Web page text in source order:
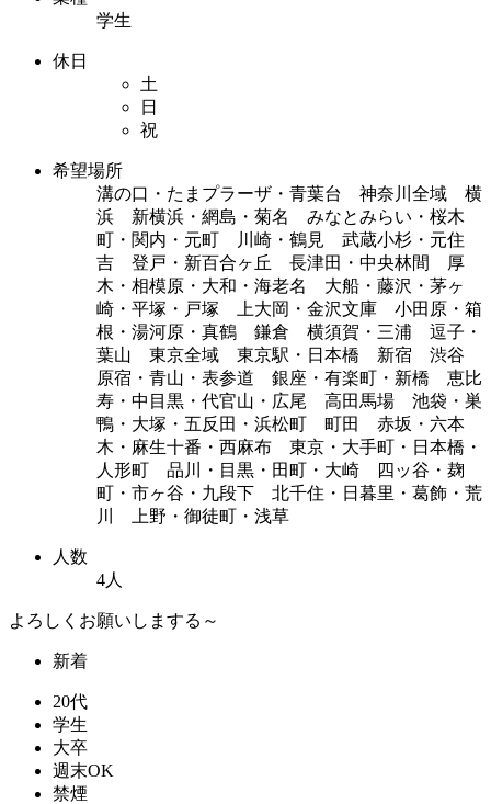
学生
休日
土
日
祝
希望場所
溝の口・たまプラーザ・青葉台 神奈川全域 横
浜 新横浜・網島・菊名 みなとみらい・桜木
町・関内・元町 川崎・鶴見 武蔵小杉・元住
吉 登戸・新百合ヶ丘 長津田・中央林間 厚
木・相模原・大和・海老名 大船・藤沢・茅ヶ
崎・平塚・戸塚 上大岡・金沢文庫 小田原・箱
根・湯河原・真鶴 鎌倉 横須賀・三浦 逗子・
葉山 東京全域 東京駅・日本橋 新宿 渋谷
原宿・青山・表参道 銀座・有楽町・新橋 恵比
寿・中目黒・代官山・広尾 高田馬場 池袋・巣
鴨・大塚・五反田・浜松町 町田 赤坂・六本
木・麻生十番・西麻布 東京・大手町・日本橋・
人形町 品川・目黒・田町・大崎 四ッ谷・麹
町・市ヶ谷・九段下 北千住・日暮里・葛飾・荒
川 上野・御徒町・浅草
人数
4人
よろしくお願いしまする～
新着
20代
学生
大卒
週末OK
禁煙